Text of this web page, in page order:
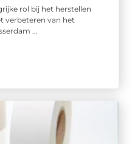
rol bij het herstellen
verbeteren van het
...